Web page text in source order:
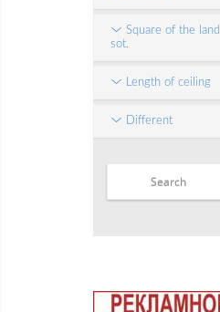
Square of the land
sot.
Length of ceiling
Different